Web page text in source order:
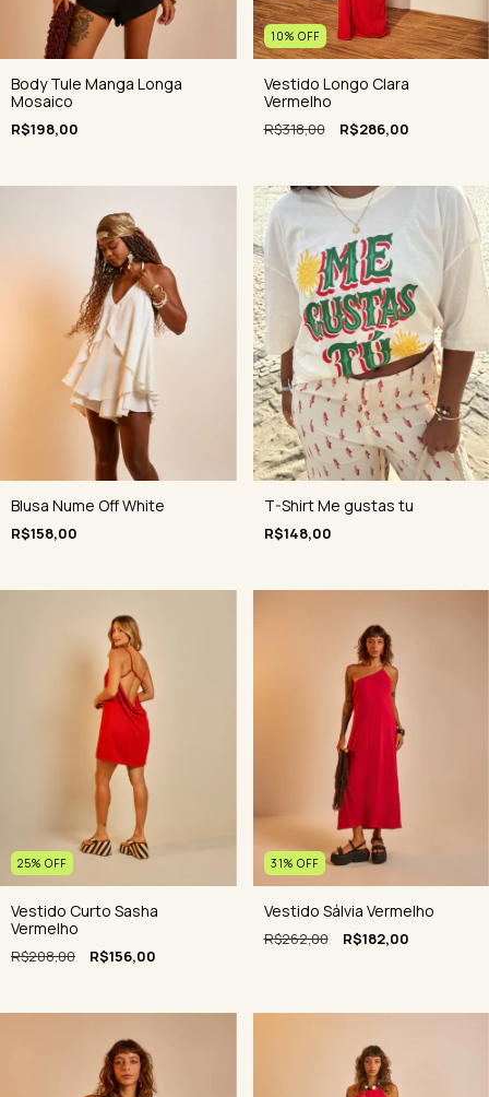
Body Tule Manga Longa
Mosaico
R$198,00
10% OFF
Vestido Longo Clara
Vermelho
R$318,00 R$286,00
Blusa Nume Off White
R$158,00
T-Shirt Me gustas tu
R$148,00
25% OFF
Vestido Curto Sasha
Vermelho
R$208,00 R$156,00
31% OFF
Vestido Sálvia Vermelho
R$262,00 R$182,00